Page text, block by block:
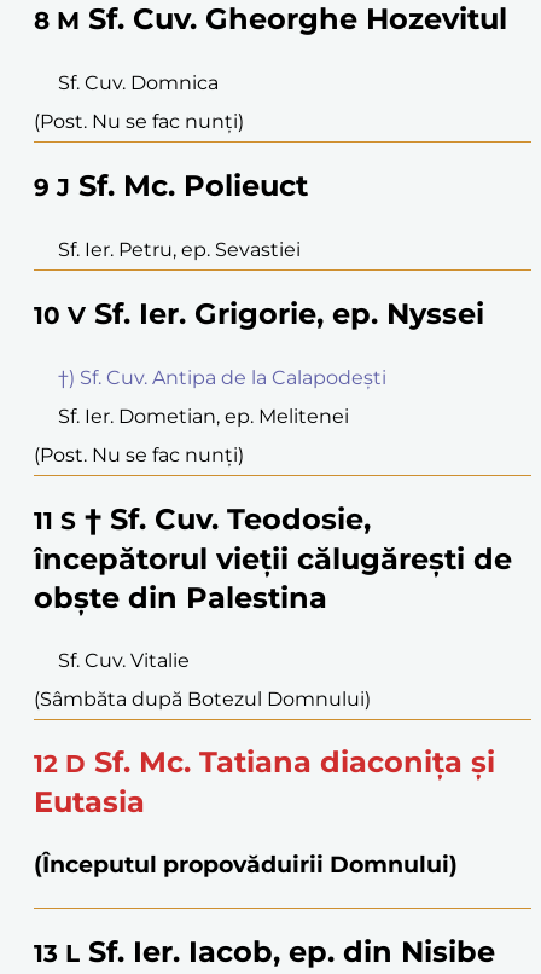
8 M Sf. Cuv. Gheorghe Hozevitul
Sf. Cuv. Domnica
(Post. Nu se fac nunți)
9 J Sf. Mc. Polieuct
Sf. Ier. Petru, ep. Sevastiei
10 V Sf. Ier. Grigorie, ep. Nyssei
†) Sf. Cuv. Antipa de la Calapodești
Sf. Ier. Dometian, ep. Melitenei
(Post. Nu se fac nunți)
11 S † Sf. Cuv. Teodosie,
începătorul vieții călugărești de
obște din Palestina
Sf. Cuv. Vitalie
(Sâmbăta după Botezul Domnului)
12 D Sf. Mc. Tatiana diaconița și
Eutasia
(Începutul propovăduirii Domnului)
13 L Sf. Ier. Iacob, ep. din Nisibe